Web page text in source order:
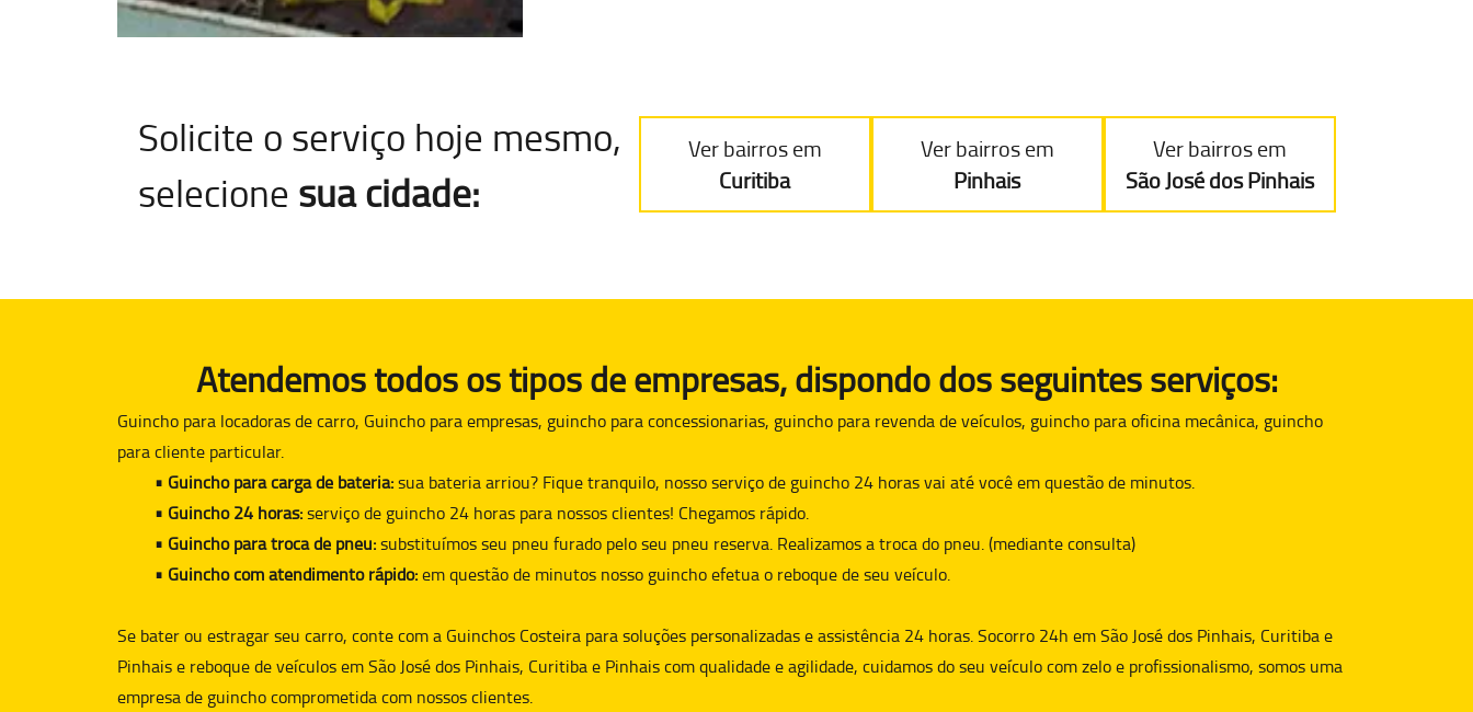
Solicite o serviço hoje mesmo,
selecione sua cidade:
Ver bairros em
Curitiba
Ver bairros em
Pinhais
Ver bairros em
São José dos Pinhais
Atendemos todos os tipos de empresas, dispondo dos seguintes serviços:
Guincho para locadoras de carro, Guincho para empresas, guincho para concessionarias, guincho para revenda de veículos, guincho para oficina mecânica, guincho
para cliente particular.
• Guincho para carga de bateria:sua bateria arriou? Fique tranquilo, nosso serviço de guincho 24 horas vai até você em questão de minutos.
• Guincho 24 horas:serviço de guincho 24 horas para nossos clientes! Chegamos rápido.
• Guincho para troca de pneu:substituímos seu pneu furado pelo seu pneu reserva. Realizamos a troca do pneu. (mediante consulta)
• Guincho com atendimento rápido:em questão de minutos nosso guincho efetua o reboque de seu veículo.
Se bater ou estragar seu carro, conte com a Guinchos Costeira para soluções personalizadas e assistência 24 horas. Socorro 24h em São José dos Pinhais, Curitiba e
Pinhais e reboque de veículos em São José dos Pinhais, Curitiba e Pinhais com qualidade e agilidade, cuidamos do seu veículo com zelo e profissionalismo, somos uma
empresa de guincho comprometida com nossos clientes.